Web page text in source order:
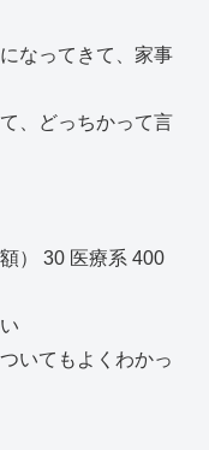
なってきて、家事
、どっちかって言
） 30 医療系 400
いてもよくわかっ